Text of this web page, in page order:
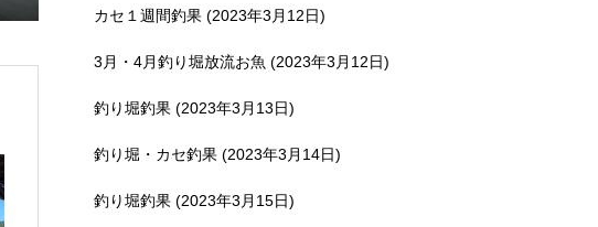
カセ１週間釣果 (2023年3月12日)
3月・4月釣り堀放流お魚 (2023年3月12日)
釣り堀釣果 (2023年3月13日)
釣り堀・カセ釣果 (2023年3月14日)
釣り堀釣果 (2023年3月15日)